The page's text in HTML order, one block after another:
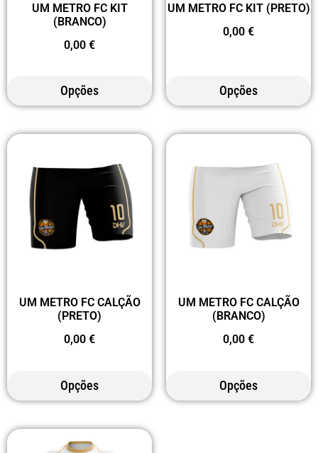
UM METRO FC KIT
(BRANCO)
0,00 €
Opções
UM METRO FC KIT (PRETO)
0,00 €
Opções
UM METRO FC CALÇÃO
(PRETO)
0,00 €
Opções
UM METRO FC CALÇÃO
(BRANCO)
0,00 €
Opções